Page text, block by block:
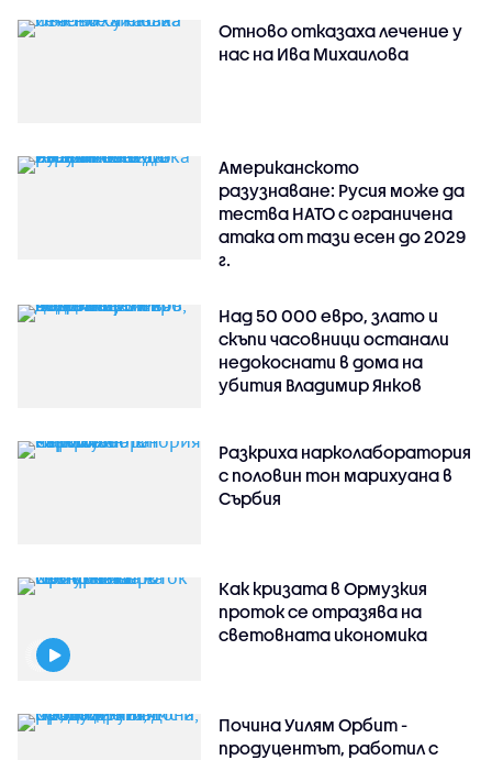
Отново отказаха лечение у
нас на Ива Михаилова
Американското
разузнаване: Русия може да
тества НАТО с ограничена
атака от тази есен до 2029
г.
Над 50 000 евро, злато и
скъпи часовници останали
недокоснати в дома на
убития Владимир Янков
Разкриха нарколаборатория
с половин тон марихуана в
Сърбия
Как кризата в Ормузкия
проток се отразява на
световната икономика
Почина Уилям Орбит -
продуцентът, работил с